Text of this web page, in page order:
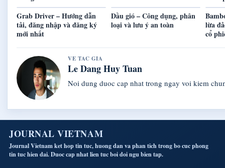
Grab Driver – Hướng dẫn
tải, đăng nhập và đăng ký
mới nhất
Dầu gió – Công dụng, phân
loại và lưu ý an toàn
lừa
cổ
VE TAC GIA
Le Dang Huy Tuan
Noi dung duoc cap nhat trong ngay voi kiem
JOURNAL VIETNAM
Journal Vietnam ket hop tin tuc, huong dan va phan tich trong bo cuc phong
tin tuc hien dai. Duoc cap nhat lien tuc boi doi ngu bien tap.